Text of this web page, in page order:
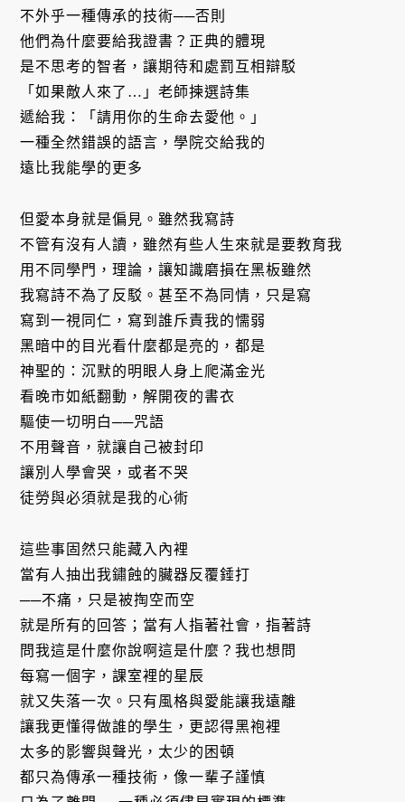
不外乎一種傳承的技術──否則
他們為什麼要給我證書？正典的體現
是不思考的智者，讓期待和處罰互相辯駁
「如果敵人來了…」老師揀選詩集
遞給我：「請用你的生命去愛他。」
一種全然錯誤的語言，學院交給我的
遠比我能學的更多
但愛本身就是偏見。雖然我寫詩
不管有沒有人讀，雖然有些人生來就是要教育我
用不同學門，理論，讓知識磨損在黑板雖然
我寫詩不為了反駁。甚至不為同情，只是寫
寫到一視同仁，寫到誰斥責我的懦弱
黑暗中的目光看什麼都是亮的，都是
神聖的：沉默的明眼人身上爬滿金光
看晚市如紙翻動，解開夜的書衣
驅使一切明白──咒語
不用聲音，就讓自己被封印
讓別人學會哭，或者不哭
徒勞與必須就是我的心術
這些事固然只能藏入內裡
當有人抽出我鏽蝕的臟器反覆錘打
──不痛，只是被掏空而空
就是所有的回答；當有人指著社會，指著詩
問我這是什麼你說啊這是什麼？我也想問
每寫一個字，課室裡的星辰
就又失落一次。只有風格與愛能讓我遠離
讓我更懂得做誰的學生，更認得黑袍裡
太多的影響與聲光，太少的困頓
都只為傳承一種技術，像一輩子謹慎